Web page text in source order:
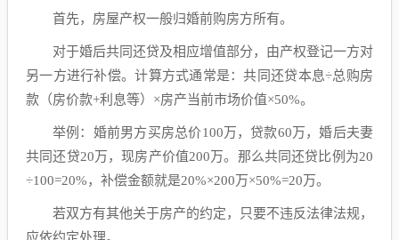
首先，房屋产权一般归婚前购房方所有。
对于婚后共同还贷及相应增值部分，由产权登记一方对
另一方进行补偿。计算方式通常是：共同还贷本息÷总购房
款（房价款+利息等）×房产当前市场价值×50%。
举例：婚前男方买房总价100万，贷款60万，婚后夫妻
共同还贷20万，现房产价值200万。那么共同还贷比例为20
÷100=20%，补偿金额就是20%×200万×50%=20万。
若双方有其他关于房产的约定，只要不违反法律法规，